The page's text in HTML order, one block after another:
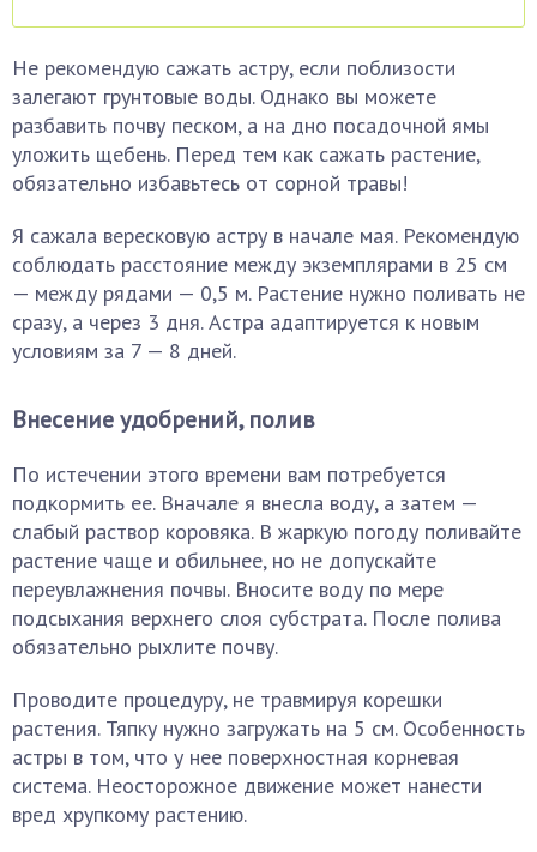
Не рекомендую сажать астру, если поблизости
залегают грунтовые воды. Однако вы можете
разбавить почву песком, а на дно посадочной ямы
уложить щебень. Перед тем как сажать растение,
обязательно избавьтесь от сорной травы!
Я сажала вересковую астру в начале мая. Рекомендую
соблюдать расстояние между экземплярами в 25 см
— между рядами — 0,5 м. Растение нужно поливать не
сразу, а через 3 дня. Астра адаптируется к новым
условиям за 7 — 8 дней.
Внесение удобрений, полив
По истечении этого времени вам потребуется
подкормить ее. Вначале я внесла воду, а затем —
слабый раствор коровяка. В жаркую погоду поливайте
растение чаще и обильнее, но не допускайте
переувлажнения почвы. Вносите воду по мере
подсыхания верхнего слоя субстрата. После полива
обязательно рыхлите почву.
Проводите процедуру, не травмируя корешки
растения. Тяпку нужно загружать на 5 см. Особенность
астры в том, что у нее поверхностная корневая
система. Неосторожное движение может нанести
вред хрупкому растению.